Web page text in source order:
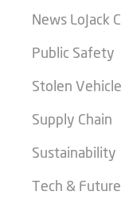
News LoJack
Public Safety
Stolen
Supply Chain
Sustainability
Tech & Future